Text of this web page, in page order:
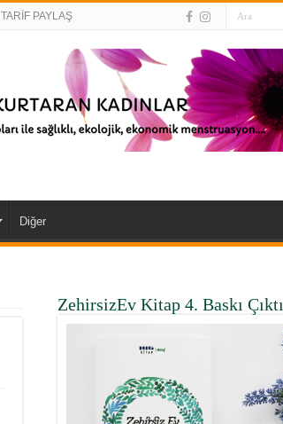
TARİF PAYLAŞ
Diğer
ZehirsizEv Kitap 4. Baskı Çıktı